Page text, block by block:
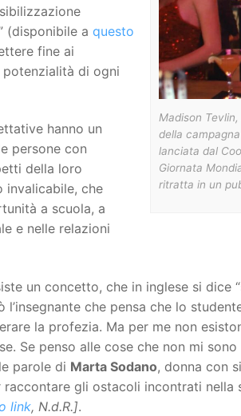
Madison
della
lanciata dal
Giornata
ritratta in un
(disponibile a questo
fine ai
di ogni
hanno un
persone con
della loro
invalicabile, che
a scuola, a
e nelle relazioni
un concetto, che in inglese si dice
che pensa che lo
la profezia. Ma per me non
Se penso alle cose che non mi
parole di Marta Sodano, donna con
raccontare gli ostacoli incontrati nella
link, N.d.R.].